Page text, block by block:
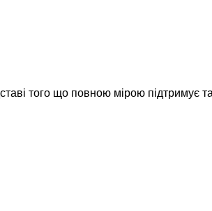
того що повною мірою підтримує